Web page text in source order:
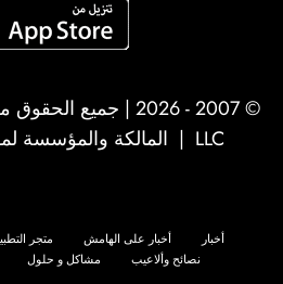
© 2007 - 2026 | جميع الحقوق محفوظة لشركة
LLC | المالكة والمؤسسة
أخبار أخبار على الهامش متجر
نصائح وألاعيب
مشاكل و حلول